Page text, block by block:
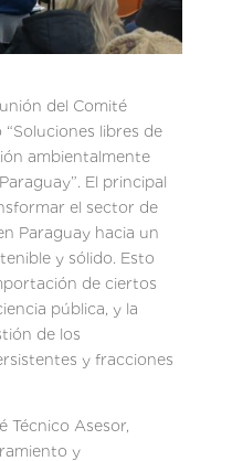
del Comité
libres de
ambientalmente
El principal
el sector de
Paraguay hacia un
y sólido. Esto
de ciertos
pública, y la
de los
y fracciones
Técnico Asesor,
y